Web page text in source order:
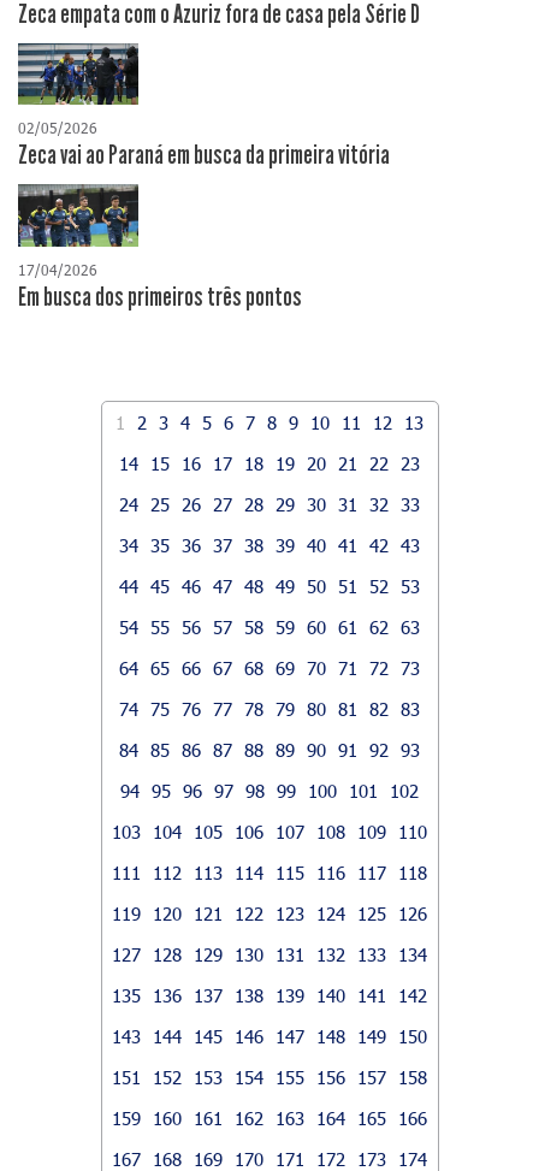
Zeca empata com o Azuriz fora de casa pela Série D
02/05/2026
Zeca vai ao Paraná em busca da primeira vitória
17/04/2026
​Em busca dos primeiros três pontos
1 2 3 4 5 6 7 8 9 10 11 12
13
14
15 16 17 18 19 20 21 22
23
24
25 26 27 28 29 30 31 32
33
34
35 36 37 38 39 40 41 42
43
44 45 46 47 48 49 50 51 52
53
54
55 56 57 58 59 60 61 62
63
64 65 66 67 68 69 70 71 72
73
74 75 76 77 78 79 80 81 82
83
84 85 86 87 88 89 90 91 92
93
94 95 96 97 98 99 100 101
102
103
104 105 106 107 108 109
110
111
112 113 114 115 116 117
118
119
120 121 122 123 124 125
126
127
128 129 130 131 132 133
134
135
136 137 138 139 140 141
142
143
144 145 146 147 148 149
150
151
152 153 154 155 156 157
158
159
160 161 162 163 164 165
166
167
168 169 170 171 172 173
174